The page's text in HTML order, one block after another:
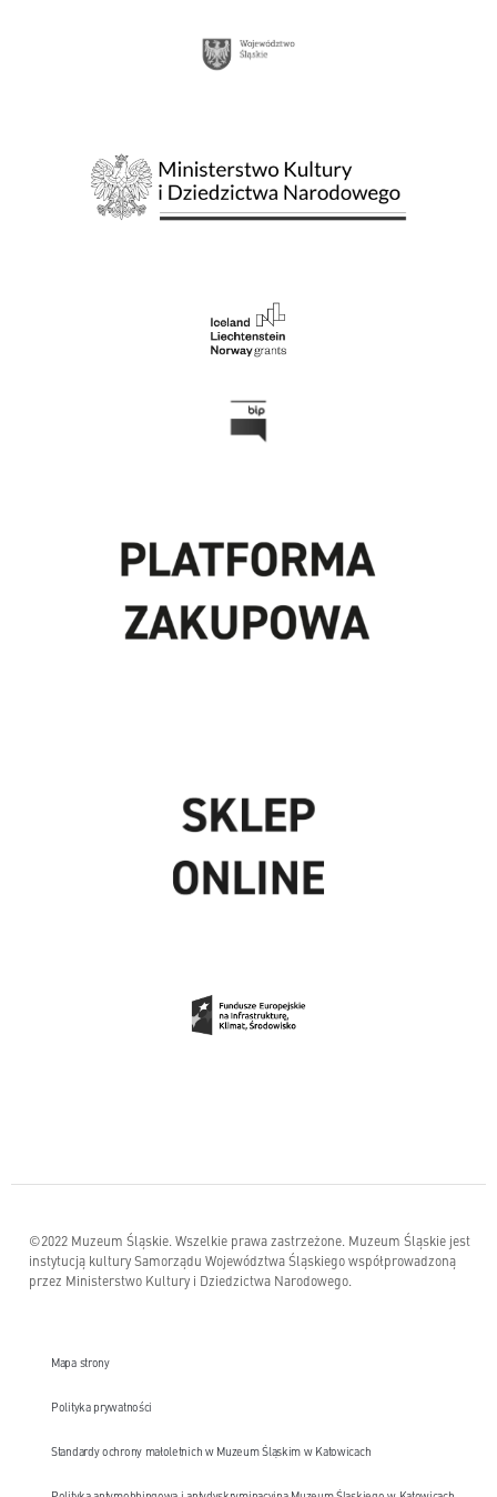
©2022 Muzeum Śląskie. Wszelkie prawa zastrzeżone. Muzeum Śląskie jest
instytucją kultury Samorządu Województwa Śląskiego współprowadzoną
przez Ministerstwo Kultury i Dziedzictwa Narodowego.
Mapa strony
Polityka prywatności
Standardy ochrony małoletnich w Muzeum Śląskim w Katowicach